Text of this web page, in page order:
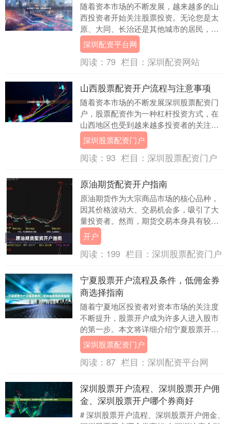
随着资本市场的不断发展，越来越多的山
西投资者开始关注股票投资。无论您是太
原、大同、长治还是其他城市的居民，掌
握正确的开户方法、选择低佣金渠道，都
是开启投资之旅的....
深圳配资平台网
阅读： 79 栏目： 深圳配资网站
山西股票配资开户流程与注意事项
随着资本市场的不断发展深圳股票配资门
户，股票配资作为一种杠杆投资方式，在
山西地区也受到越来越多投资者的关注。
无论是太原、大同、运城还是其他城市的
股民，了解正规的....
深圳股票配资门户
阅读： 93 栏目： 深圳股票配资门户
原油期货配资开户指南
原油期货作为大宗商品市场的核心品种，
因其价格波动大、交易机会多，吸引了大
量投资者。然而，期货交易本身具有较高
的资金门槛和风险，配资交易因此成为许
多中小投资者的选....
开户
阅读： 199 栏目： 深圳股票配资门户
宁夏股票开户流程及条件，低佣金券
商选择指南
随着宁夏地区投资者对资本市场的关注度
不断提升，股票开户成为许多人进入股市
的第一步。本文将详细介绍宁夏股票开户
的具体流程、所需条件，并提供低佣金券
商的选择指南，帮....
深圳股票配资门户
阅读： 87 栏目： 深圳配资平台网
深圳股票开户流程、深圳股票开户佣
金、深圳股票开户哪个券商好
# 深圳股票开户流程、深圳股票开户佣金、